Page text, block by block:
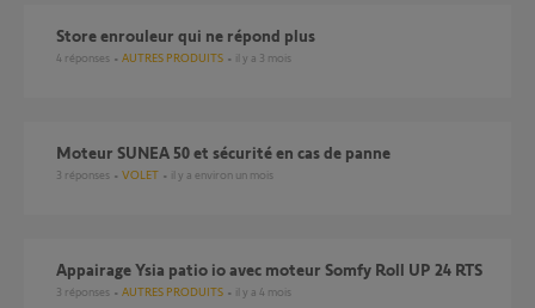
Store enrouleur qui ne répond plus
4 réponses AUTRES PRODUITS il y a 3 mois
Moteur SUNEA 50 et sécurité en cas de panne
3 réponses VOLET il y a environ un mois
Appairage Ysia patio io avec moteur Somfy Roll UP 24 RTS
3 réponses AUTRES PRODUITS il y a 4 mois